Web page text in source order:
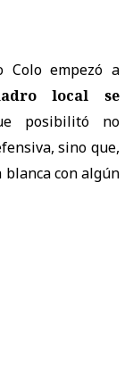
Colo empezó a
local se
posibilitó no
sino que,
con algún